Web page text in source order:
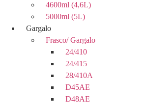
4600ml (4,6L)
5000ml (5L)
Gargalo
Frasco/ Gargalo
24/410
24/415
28/410A
D45AE
D48AE